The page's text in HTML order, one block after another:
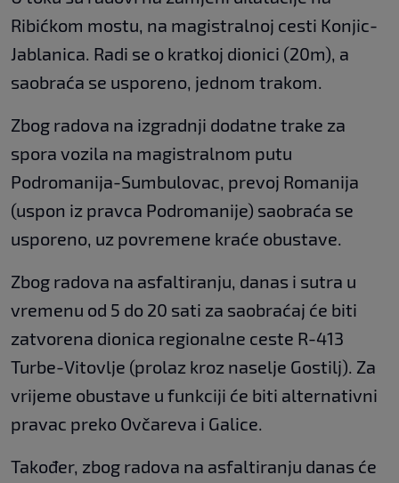
Ribićkom mostu, na magistralnoj cesti Konjic-
Jablanica. Radi se o kratkoj dionici (20m), a
saobraća se usporeno, jednom trakom.
Zbog radova na izgradnji dodatne trake za
spora vozila na magistralnom putu
Podromanija-Sumbulovac, prevoj Romanija
(uspon iz pravca Podromanije) saobraća se
usporeno, uz povremene kraće obustave.
Zbog radova na asfaltiranju, danas i sutra u
vremenu od 5 do 20 sati za saobraćaj će biti
zatvorena dionica regionalne ceste R-413
Turbe-Vitovlje (prolaz kroz naselje Gostilj). Za
vrijeme obustave u funkciji će biti alternativni
pravac preko Ovčareva i Galice.
Također, zbog radova na asfaltiranju danas će